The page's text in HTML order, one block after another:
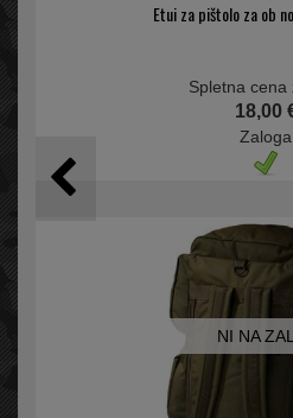
Etui za pištolo za ob
Spletna cena
18,00
Zaloga
NI NA